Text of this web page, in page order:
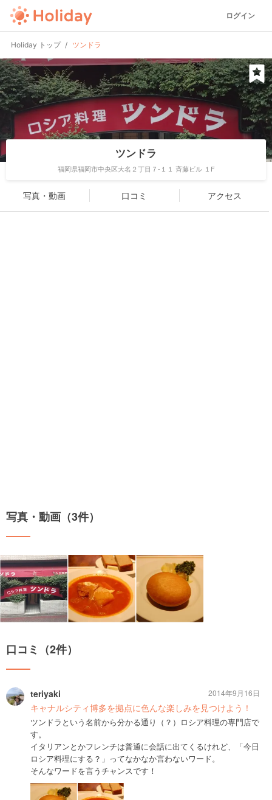
ログイン
Holiday トップ ツンドラ
ツンドラ
福岡県福岡市中央区大名２丁目７-１１ 斉藤ビル １F
写真・動画 口コミ アクセス
写真・動画（3件）
口コミ（2件）
teriyaki
キャナルシティ博多を拠点に色んな楽しみを見つけよう！
ツンドラという名前から分かる通り（？）ロシア料理の専門店で
す。
イタリアンとかフレンチは普通に会話に出てくるけれど、「今日
ロシア料理にする？」ってなかなか言わないワード。
そんなワードを言うチャンスです！
2014年9月16日